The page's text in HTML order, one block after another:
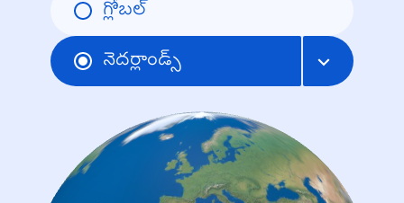
గ్లోబల్
నెదర్లాండ్స్